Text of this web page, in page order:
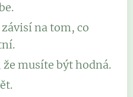
na tom, co
musíte být hodná.